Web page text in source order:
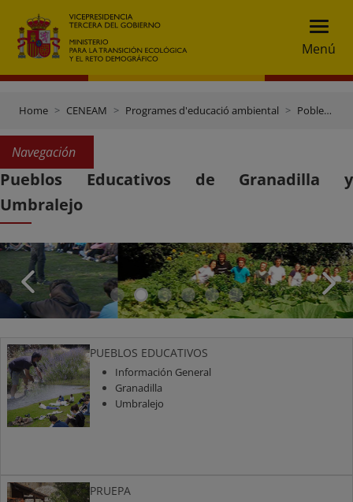
Menú
Home CENEAM Programes d'educació ambiental Pobles Abandonats
Navegación
Pueblos Educativos de Granadilla y
Umbralejo
PUEBLOS EDUCATIVOS
Información General
Granadilla
Umbralejo
PRUEPA